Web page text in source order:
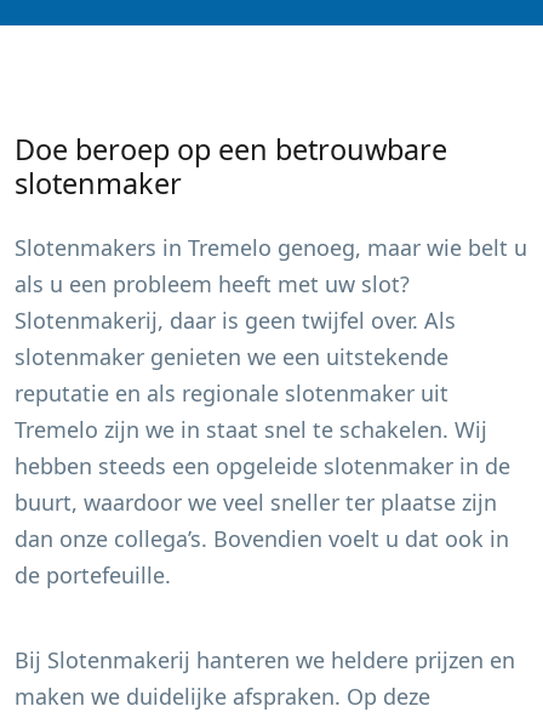
Doe beroep op een betrouwbare
slotenmaker
Slotenmakers in Tremelo genoeg, maar wie belt u
als u een probleem heeft met uw slot?
Slotenmakerij, daar is geen twijfel over. Als
slotenmaker genieten we een uitstekende
reputatie en als regionale slotenmaker uit
Tremelo zijn we in staat snel te schakelen. Wij
hebben steeds een opgeleide slotenmaker in de
buurt, waardoor we veel sneller ter plaatse zijn
dan onze collega’s. Bovendien voelt u dat ook in
de portefeuille.
Bij Slotenmakerij hanteren we heldere prijzen en
maken we duidelijke afspraken. Op deze